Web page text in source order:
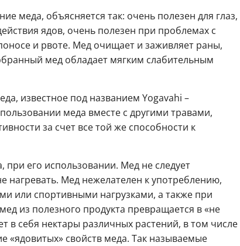
меда, объясняется так: очень полезен для глаз,
ядов, очень полезен при проблемах с
и рвоте. Мед очищает и заживляет раны,
мед обладает мягким слабительным
известное под названием Yogavahi –
меда вместе с другими травами,
за счет все той же способности к
его использовании. Мед не следует
нагревать. Мед нежелателен к употреблению,
или спортивными нагрузками, а также при
из полезного продукта превращается в «не
в себя нектары различных растений, в том числе
«ядовитых» свойств меда. Так называемые